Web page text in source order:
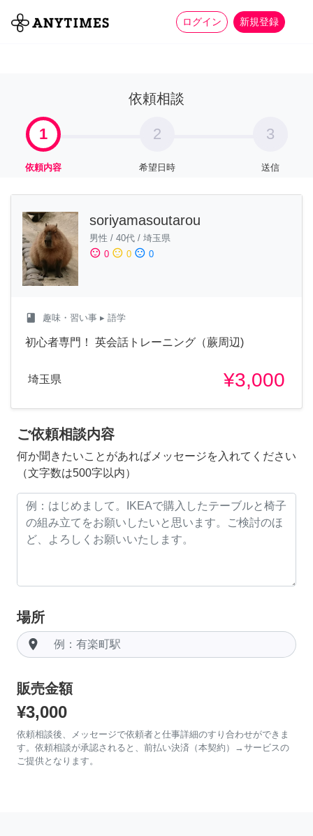
ログイン 新規登録
全て 家事 more_horiz
依頼相談
1
依頼内容
2
希望日時
3
送信
soriyamasoutarou
男性 / 40代 / 埼玉県
sentiment_satisfied 0 sentiment_neutral 0 sentiment_dissatisfied 0
class 趣味・習い事 ▸ 語学
初心者専門！ 英会話トレーニング（蕨周辺)
埼玉県 ¥3,000
ご依頼相談内容
何か聞きたいことがあればメッセージを入れてください
（文字数は500字以内）
場所
room
販売金額
¥3,000
依頼相談後、メッセージで依頼者と仕事詳細のすり合わせができま
す。依頼相談が承認されると、前払い決済（本契約）→サービスの
ご提供となります。